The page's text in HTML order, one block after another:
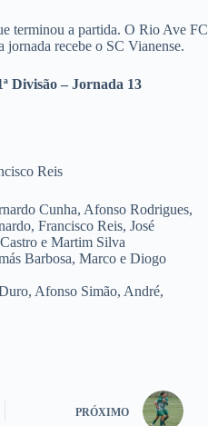
terminou a partida. O Rio Ave FC
jornada recebe o SC Vianense.
Divisão – Jornada 13
Reis
Cunha, Afonso Rodrigues,
Francisco Reis, José
e Martim Silva
Barbosa, Marco e Diogo
Afonso Simão, André,
PRÓXIMO